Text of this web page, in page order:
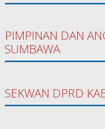
PIMPINAN DAN
SUMBAWA
SEKWAN DPRD